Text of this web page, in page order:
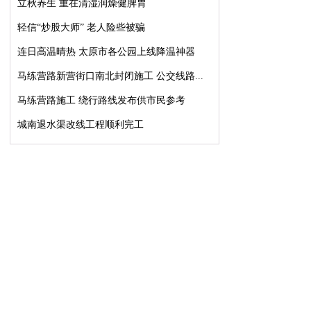
立秋养生 重在清湿润燥健脾胃
轻信“炒股大师” 老人险些被骗
连日高温晴热 太原市各公园上线降温神器
马练营路新营街口南北封闭施工 公交线路...
马练营路施工 绕行路线发布供市民参考
城南退水渠改线工程顺利完工